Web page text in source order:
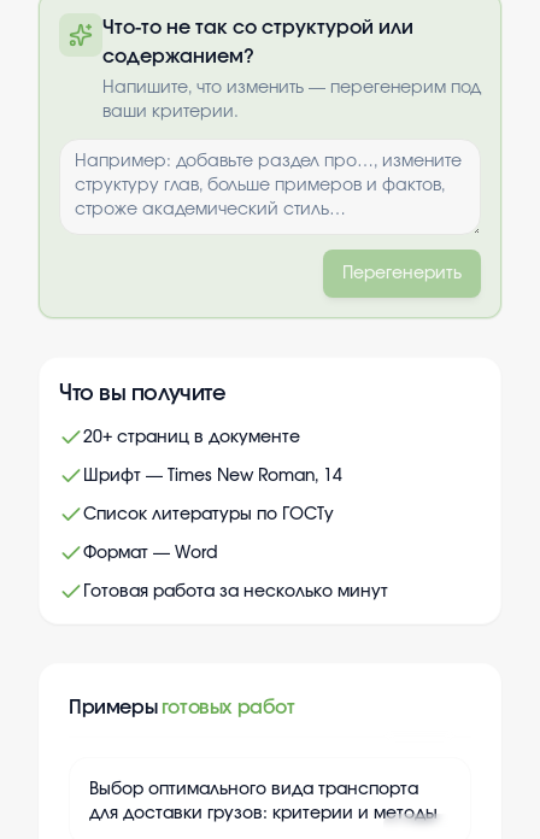
оплаты
Что-то не так со структурой или
содержанием?
Напишите, что изменить — перегенерим под
ваши критерии.
Перегенерить
Что вы получите
20+ страниц в документе
Шрифт — Times New Roman, 14
Список литературы по ГОСТу
Формат — Word
Готовая работа за несколько минут
Примеры готовых работ
Выбор оптимального вида транспорта
для доставки грузов: критерии и методы